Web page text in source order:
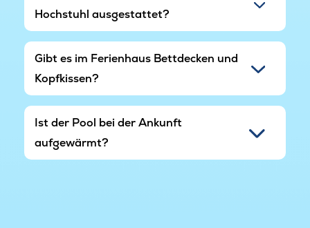
Hochstuhl ausgestattet?
Gibt es im Ferienhaus Bettdecken und
Kopfkissen?
Ist der Pool bei der Ankunft
aufgewärmt?